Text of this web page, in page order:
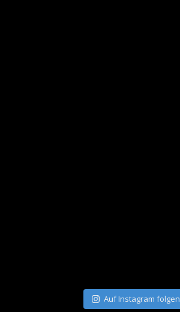
Auf Instagram folgen